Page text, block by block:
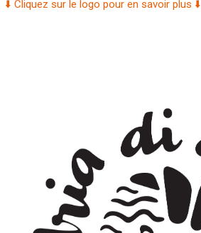
⬇️ Cliquez sur le logo pour en savoir plus ⬇️